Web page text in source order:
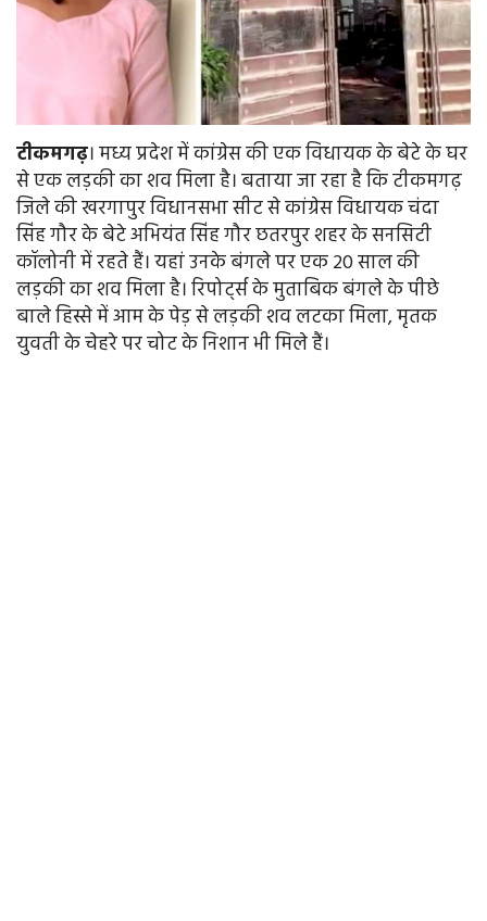
टीकमगढ़। मध्य प्रदेश में कांग्रेस की एक विधायक के बेटे के घर
से एक लड़की का शव मिला है। बताया जा रहा है कि टीकमगढ़
जिले की खरगापुर विधानसभा सीट से कांग्रेस विधायक चंदा
सिंह गौर के बेटे अभियंत सिंह गौर छतरपुर शहर के सनसिटी
कॉलोनी में रहते हैं। यहां उनके बंगले पर एक 20 साल की
लड़की का शव मिला है। रिपोर्ट्स के मुताबिक बंगले के पीछे
बाले हिस्से में आम के पेड़ से लड़की शव लटका मिला, मृतक
युवती के चेहरे पर चोट के निशान भी मिले हैं।